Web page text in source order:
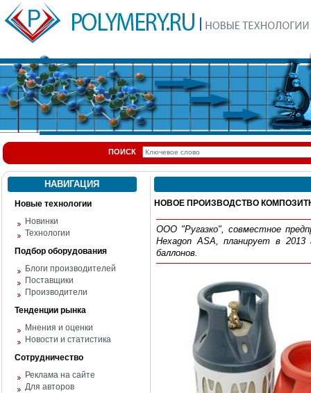
ПОИСК
НАВИГАЦИЯ
Новые технологии
Новинки
Технологии
Подбор оборудования
Блоги производителей
Поставщики
Производители
Тенденции рынка
Мнения и оценки
Новости и статистика
Сотрудничество
Реклама на сайте
Для авторов
НОВОЕ ПРОИЗВОДСТВО
ООО "Ругазко", совместное
Hexagon ASA, планирует в 2013
баллонов.